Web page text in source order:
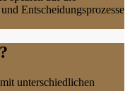
Entscheidungsprozesse
unterschiedlichen